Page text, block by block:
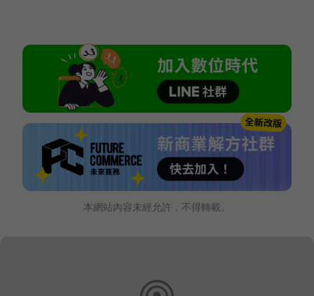
本網站內容未經允許，不得轉載。